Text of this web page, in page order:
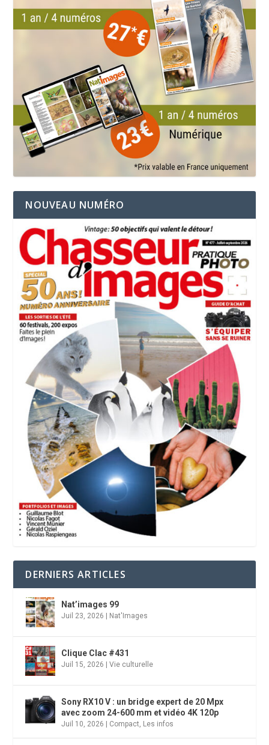
NOUVEAU NUMÉRO
DERNIERS ARTICLES
Nat’images 99
Juil 23, 2026 | Nat'Images
Clique Clac #431
Juil 15, 2026 |Vie culturelle
Sony RX10 V : un bridge expert de 20 Mpx
avec zoom 24-600 mm et vidéo 4K 120p
Juil 10, 2026 | Compact Les infos